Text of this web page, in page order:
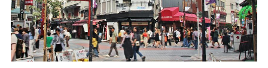
オーディエンスデータの階層
インプレッションデータの算出方法